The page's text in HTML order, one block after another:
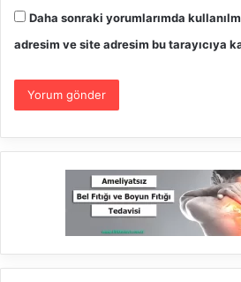
Daha sonraki yorumlarımda
adresim ve site adresim bu tarayıcıya